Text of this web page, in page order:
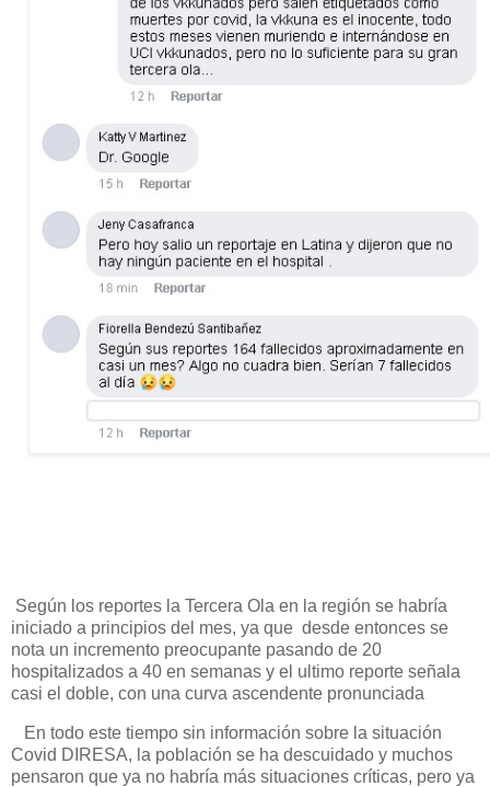
Según los reportes la Tercera Ola en la región se habría
iniciado a principios del mes, ya que desde entonces se
nota un incremento preocupante pasando de 20
hospitalizados a 40 en semanas y el ultimo reporte señala
casi el doble, con una curva ascendente pronunciada
En todo este tiempo sin información sobre la situación
Covid DIRESA, la población se ha descuidado y muchos
pensaron que ya no habría más situaciones críticas, pero ya